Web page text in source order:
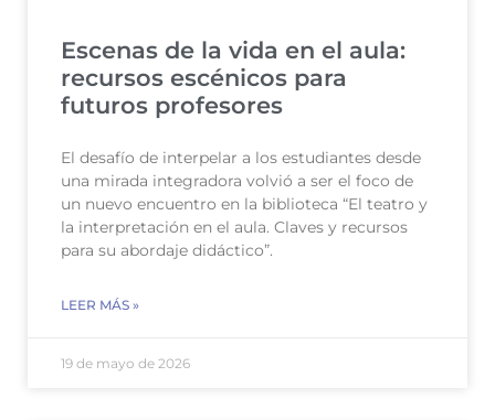
Escenas de la vida en el aula:
recursos escénicos para
futuros profesores
El desafío de interpelar a los estudiantes desde
una mirada integradora volvió a ser el foco de
un nuevo encuentro en la biblioteca “El teatro y
la interpretación en el aula. Claves y recursos
para su abordaje didáctico”.
LEER MÁS »
19 de mayo de 2026